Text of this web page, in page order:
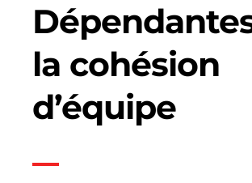
la cohésion
d’équipe